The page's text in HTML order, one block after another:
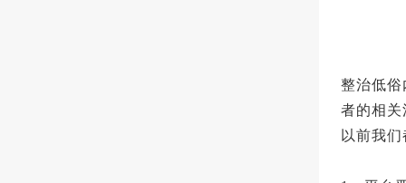
整治低
者的相
以前我